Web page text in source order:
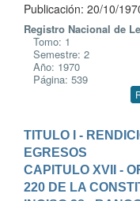
Publicación: 20/10/
Registro Nacional de
Tomo: 1
Semestre: 2
Año: 1970
Página: 539
TITULO I -
EGRESOS
CAPITULO XVII -
220 DE LA